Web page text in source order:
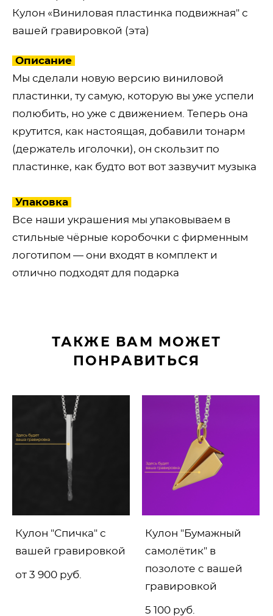
Кулон «Виниловая пластинка подвижная" с
вашей гравировкой (эта)
Описание
Мы сделали новую версию виниловой
пластинки, ту самую, которую вы уже успели
полюбить, но уже с движением. Теперь она
крутится, как настоящая, добавили тонарм
(держатель иголочки), он скользит по
пластинке, как будто вот вот зазвучит музыка
Упаковка
Все наши украшения мы упаковываем в
стильные чёрные коробочки с фирменным
логотипом — они входят в комплект и
отлично подходят для подарка
ТАКЖЕ ВАМ МОЖЕТ
ПОНРАВИТЬСЯ
Кулон "Спичка" с
вашей гравировкой
от 3 900 pуб.
Кулон "Бумажный
самолётик" в
позолоте с вашей
гравировкой
5 100 pуб.